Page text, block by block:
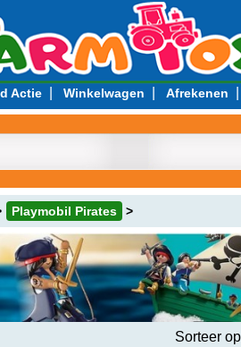
Actie| Winkelwagen Afrekenen
Playmobil Pirates
kopen
Sorteer